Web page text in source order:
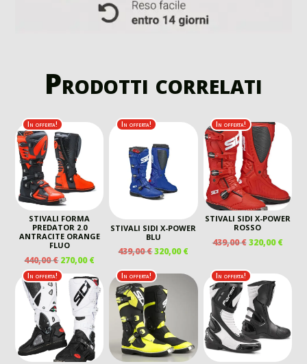
Prodotti correlati
In offerta!
STIVALI FORMA
PREDATOR 2.0
ANTRACITE ORANGE
FLUO
440,00€ IL
PREZZO
ORIGINALE
ERA:
440,00 €.
270,00€IL
PREZZO
ATTUALE
È:
270,00 €.
In offerta!
STIVALI SIDI X-POWER
BLU
439,00€IL
ORIGINALE
ERA:
439,00 €.
320,00€IL
ATTUALE
320,00 €.
In offerta!
STIVALI SIDI X-POWER
ROSSO
439,00€ IL
ERA:
439,00 €.
320,00€IL
È:
In offerta! In offerta! In offerta!